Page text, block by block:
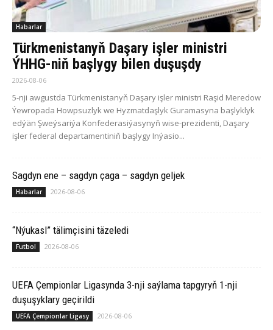
Habarlar
Türkmenistanyň Daşary işler ministri
ÝHHG-niň başlygy bilen duşuşdy
2026-08-06
5-nji awgustda Türkmenistanyň Daşary işler ministri Raşid Meredow
Ýewropada Howpsuzlyk we Hyzmatdaşlyk Guramasyna başlyklyk
edýän Şweýsariýa Konfederasiýasynyň wise-prezidenti, Daşary
işler federal departamentiniň başlygy Inýasio...
Sagdyn ene – sagdyn çaga – sagdyn geljek
Habarlar 2026-08-06
“Nýukasl” tälimçisini täzeledi
Futbol 2026-08-06
UEFA Çempionlar Ligasynda 3-nji saýlama tapgyryň 1-nji
duşuşyklary geçirildi
UEFA Çempionlar Ligasy 2026-08-06